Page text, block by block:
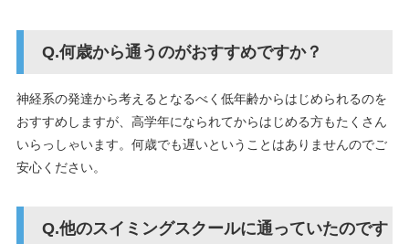
何歳から通うのがおすすめですか？
神経系の発達から考えるとなるべく低年齢からはじめられるのを
おすすめしますが、高学年になられてからはじめる方もたくさん
いらっしゃいます。何歳でも遅いということはありませんのでご
安心ください。
他のスイミングスクールに通っていたのです